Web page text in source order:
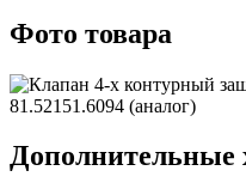
Фото товара
Дополнительные